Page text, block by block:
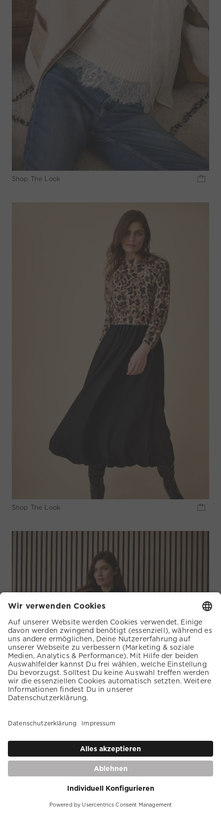
Shop The Look
Shop The Look